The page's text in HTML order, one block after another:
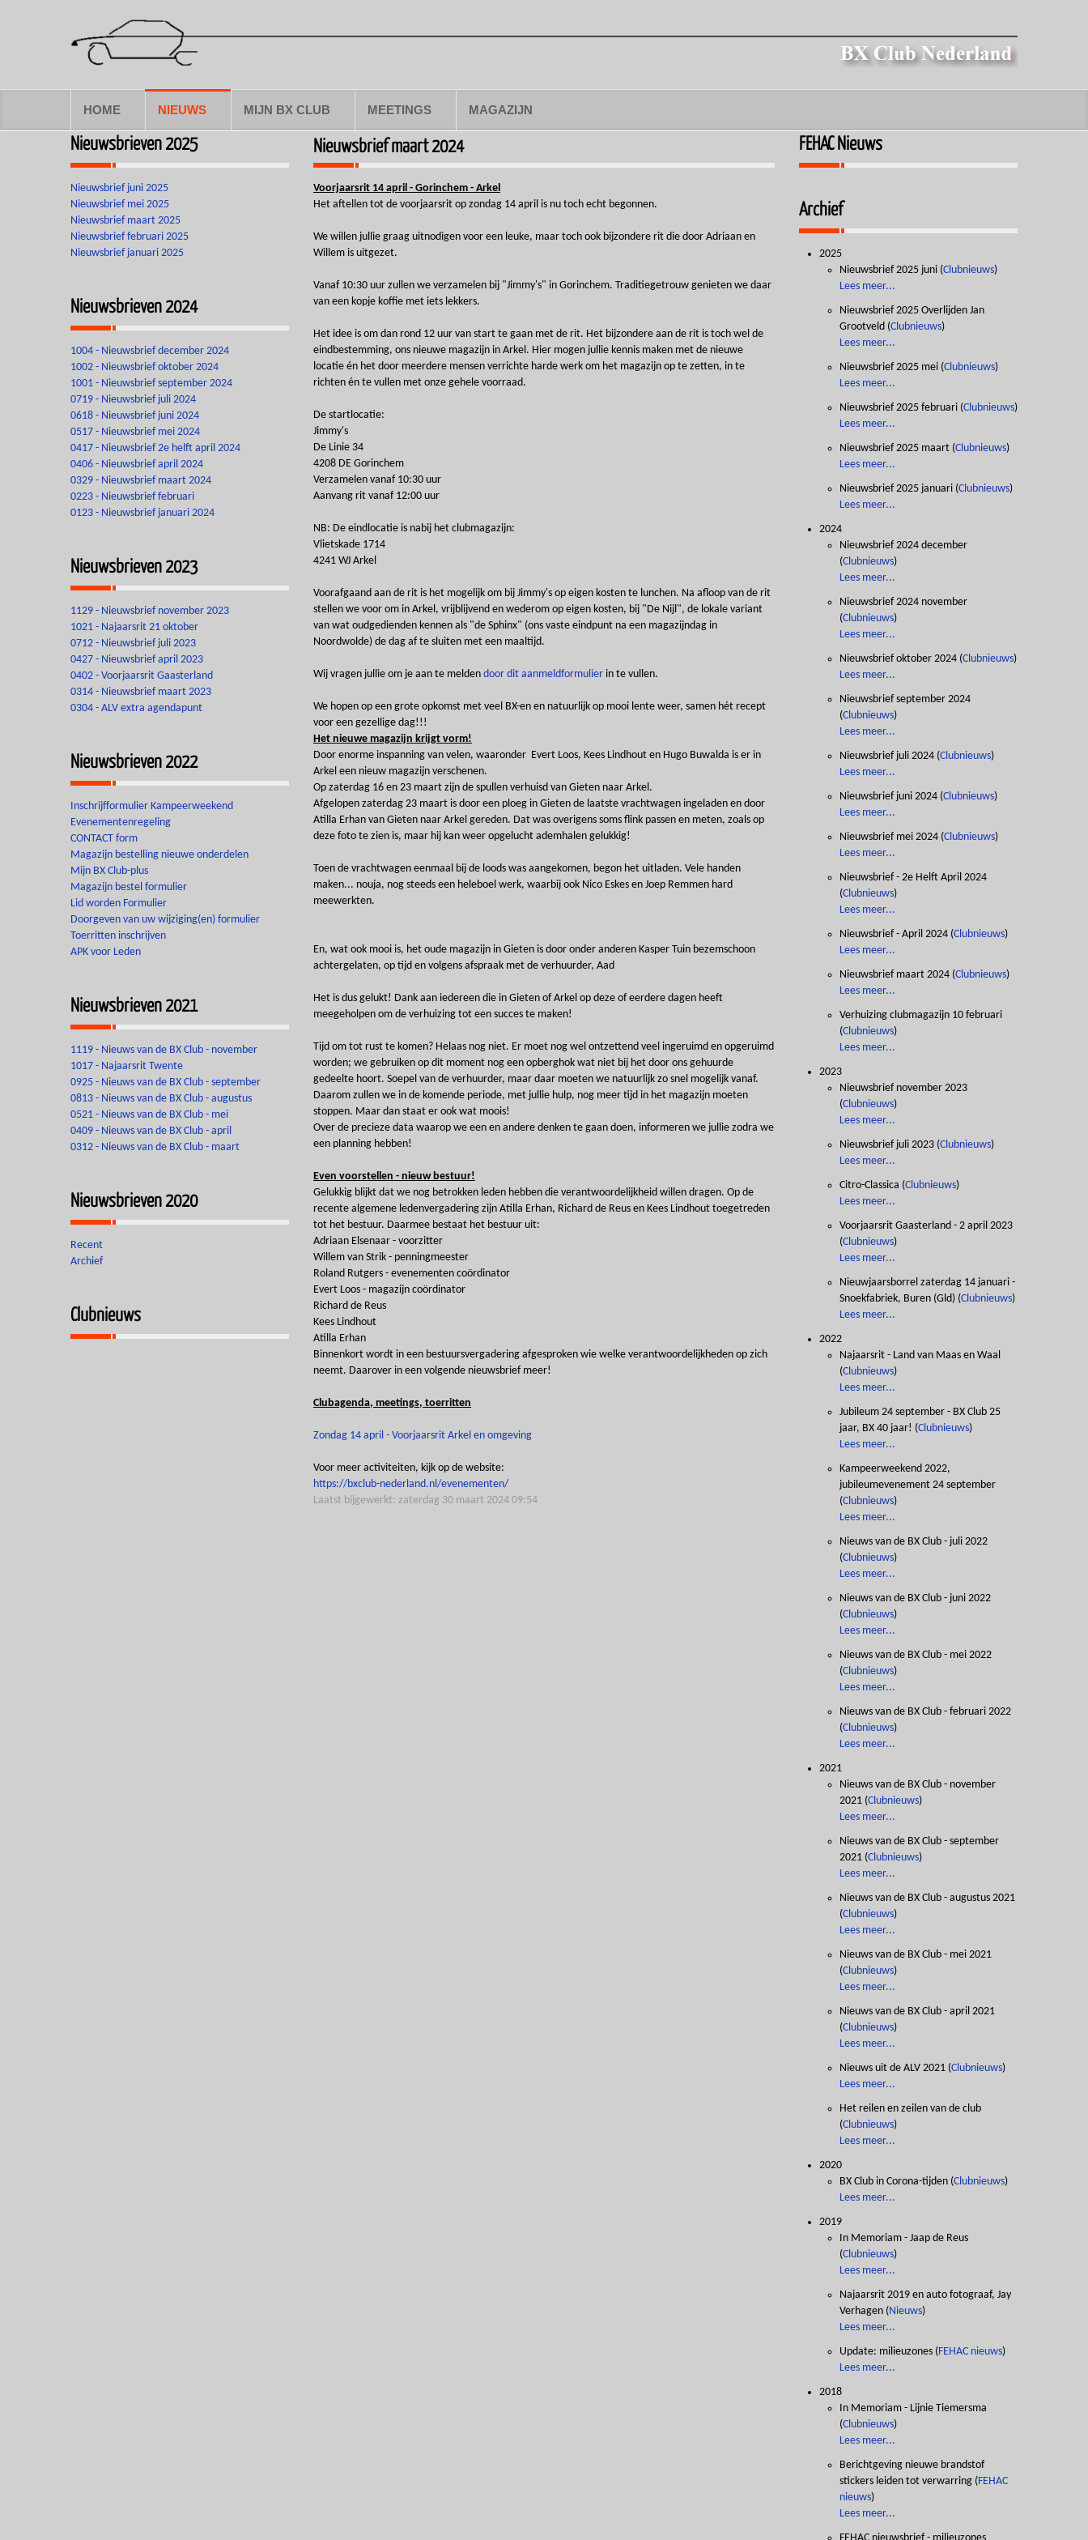
HOME NIEUWS MIJN BX CLUB MEETINGS MAGAZIJN
Nieuwsbrieven 2025
Nieuwsbrief juni 2025
Nieuwsbrief mei 2025
Nieuwsbrief maart 2025
Nieuwsbrief februari 2025
Nieuwsbrief januari 2025
Nieuwsbrieven 2024
1004 - Nieuwsbrief december 2024
1002 - Nieuwsbrief oktober 2024
1001 - Nieuwsbrief september 2024
0719 - Nieuwsbrief juli 2024
0618 - Nieuwsbrief juni 2024
0517 - Nieuwsbrief mei 2024
0417 - Nieuwsbrief 2e helft april 2024
0406 - Nieuwsbrief april 2024
0329 - Nieuwsbrief maart 2024
0223 - Nieuwsbrief februari
0123 - Nieuwsbrief januari 2024
Nieuwsbrieven 2023
1129 - Nieuwsbrief november 2023
1021 - Najaarsrit 21 oktober
0712 - Nieuwsbrief juli 2023
0427 - Nieuwsbrief april 2023
0402 - Voorjaarsrit Gaasterland
0314 - Nieuwsbrief maart 2023
0304 - ALV extra agendapunt
Nieuwsbrieven 2022
Inschrijfformulier Kampeerweekend
Evenementenregeling
CONTACT form
Magazijn bestelling nieuwe onderdelen
Mijn BX Club-plus
Magazijn bestel formulier
Lid worden Formulier
Doorgeven van uw wijziging(en) formulier
Toerritten inschrijven
APK voor Leden
Nieuwsbrieven 2021
1119 - Nieuws van de BX Club - november
1017 - Najaarsrit Twente
0925 - Nieuws van de BX Club - september
0813 - Nieuws van de BX Club - augustus
0521 - Nieuws van de BX Club - mei
0409 - Nieuws van de BX Club - april
0312 - Nieuws van de BX Club - maart
Nieuwsbrieven 2020
Recent
Archief
Clubnieuws
Nieuwsbrief maart 2024
Voorjaarsrit 14 april - Gorinchem - Arkel
Het aftellen tot de voorjaarsrit op zondag 14 april is nu toch echt begonnen.
We willen jullie graag uitnodigen voor een leuke, maar toch ook bijzondere rit die door Adriaan en
Willem is uitgezet.
Vanaf 10:30 uur zullen we verzamelen bij "Jimmy's" in Gorinchem. Traditiegetrouw genieten we daar
van een kopje koffie met iets lekkers.
Het idee is om dan rond 12 uur van start te gaan met de rit. Het bijzondere aan de rit is toch wel de
eindbestemming, ons nieuwe magazijn in Arkel. Hier mogen jullie kennis maken met de nieuwe
locatie én het door meerdere mensen verrichte harde werk om het magazijn op te zetten, in te
richten én te vullen met onze gehele voorraad.
De startlocatie:
Jimmy's
De Linie 34
4208 DE Gorinchem
Verzamelen vanaf 10:30 uur
Aanvang rit vanaf 12:00 uur
NB: De eindlocatie is nabij het clubmagazijn:
Vlietskade 1714
4241 WJ Arkel
Voorafgaand aan de rit is het mogelijk om bij Jimmy's op eigen kosten te lunchen. Na afloop van de rit
stellen we voor om in Arkel, vrijblijvend en wederom op eigen kosten, bij "De Nijl", de lokale variant
van wat oudgedienden kennen als "de Sphinx" (ons vaste eindpunt na een magazijndag in
Noordwolde) de dag af te sluiten met een maaltijd.
Wij vragen jullie om je aan te melden door dit aanmeldformulier in te vullen.
We hopen op een grote opkomst met veel BX-en en natuurlijk op mooi lente weer, samen hét recept
voor een gezellige dag!!!
Het nieuwe magazijn krijgt vorm!
Door enorme inspanning van velen, waaronder Evert Loos, Kees Lindhout en Hugo Buwalda is er in
Arkel een nieuw magazijn verschenen.
Op zaterdag 16 en 23 maart zijn de spullen verhuisd van Gieten naar Arkel.
Afgelopen zaterdag 23 maart is door een ploeg in Gieten de laatste vrachtwagen ingeladen en door
Atilla Erhan van Gieten naar Arkel gereden. Dat was overigens soms flink passen en meten, zoals op
deze foto te zien is, maar hij kan weer opgelucht ademhalen gelukkig!
Toen de vrachtwagen eenmaal bij de loods was aangekomen, begon het uitladen. Vele handen
maken... nouja, nog steeds een heleboel werk, waarbij ook Nico Eskes en Joep Remmen hard
meewerkten.
En, wat ook mooi is, het oude magazijn in Gieten is door onder anderen Kasper Tuin bezemschoon
achtergelaten, op tijd en volgens afspraak met de verhuurder, Aad
Het is dus gelukt! Dank aan iedereen die in Gieten of Arkel op deze of eerdere dagen heeft
meegeholpen om de verhuizing tot een succes te maken!
Tijd om tot rust te komen? Helaas nog niet. Er moet nog wel ontzettend veel ingeruimd en opgeruimd
worden; we gebruiken op dit moment nog een opberghok wat niet bij het door ons gehuurde
gedeelte hoort. Soepel van de verhuurder, maar daar moeten we natuurlijk zo snel mogelijk vanaf.
Daarom zullen we in de komende periode, met jullie hulp, nog meer tijd in het magazijn moeten
stoppen. Maar dan staat er ook wat moois!
Over de precieze data waarop we een en andere denken te gaan doen, informeren we jullie zodra we
een planning hebben!
Even voorstellen - nieuw bestuur!
Gelukkig blijkt dat we nog betrokken leden hebben die verantwoordelijkheid willen dragen. Op de
recente algemene ledenvergadering zijn Atilla Erhan, Richard de Reus en Kees Lindhout toegetreden
tot het bestuur. Daarmee bestaat het bestuur uit:
Adriaan Elsenaar - voorzitter
Willem van Strik - penningmeester
Roland Rutgers - evenementen coördinator
Evert Loos - magazijn coördinator
Richard de Reus
Kees Lindhout
Atilla Erhan
Binnenkort wordt in een bestuursvergadering afgesproken wie welke verantwoordelijkheden op zich
neemt. Daarover in een volgende nieuwsbrief meer!
Clubagenda, meetings, toerritten
Zondag 14 april - Voorjaarsrit Arkel en omgeving
Voor meer activiteiten, kijk op de website:
https://bxclub-nederland.nl/evenementen/
Laatst bijgewerkt: zaterdag 30 maart 2024 09:54
FEHAC Nieuws
Archief
2025
Nieuwsbrief 2025 juni (Clubnieuws)
Lees meer...
Nieuwsbrief 2025 Overlijden Jan
Grootveld (Clubnieuws)
Lees meer...
Nieuwsbrief 2025 mei (Clubnieuws)
Lees meer...
Nieuwsbrief 2025 februari (Clubnieuws)
Lees meer...
Nieuwsbrief 2025 maart (Clubnieuws)
Lees meer...
Nieuwsbrief 2025 januari (Clubnieuws)
Lees meer...
2024
Nieuwsbrief 2024 december
(Clubnieuws)
Lees meer...
Nieuwsbrief 2024 november
(Clubnieuws)
Lees meer...
Nieuwsbrief oktober 2024 (Clubnieuws)
Lees meer...
Nieuwsbrief september 2024
(Clubnieuws)
Lees meer...
Nieuwsbrief juli 2024 (Clubnieuws)
Lees meer...
Nieuwsbrief juni 2024 (Clubnieuws)
Lees meer...
Nieuwsbrief mei 2024 (Clubnieuws)
Lees meer...
Nieuwsbrief - 2e Helft April 2024
(Clubnieuws)
Lees meer...
Nieuwsbrief - April 2024 (Clubnieuws)
Lees meer...
Nieuwsbrief maart 2024 (Clubnieuws)
Lees meer...
Verhuizing clubmagazijn 10 februari
(Clubnieuws)
Lees meer...
2023
Nieuwsbrief november 2023
(Clubnieuws)
Lees meer...
Nieuwsbrief juli 2023 (Clubnieuws)
Lees meer...
Citro-Classica (Clubnieuws)
Lees meer...
Voorjaarsrit Gaasterland - 2 april 2023
(Clubnieuws)
Lees meer...
Nieuwjaarsborrel zaterdag 14 januari -
Snoekfabriek, Buren (Gld) (Clubnieuws)
Lees meer...
2022
Najaarsrit - Land van Maas en Waal
(Clubnieuws)
Lees meer...
Jubileum 24 september - BX Club 25
jaar, BX 40 jaar! (Clubnieuws)
Lees meer...
Kampeerweekend 2022,
jubileumevenement 24 september
(Clubnieuws)
Lees meer...
Nieuws van de BX Club - juli 2022
(Clubnieuws)
Lees meer...
Nieuws van de BX Club - juni 2022
(Clubnieuws)
Lees meer...
Nieuws van de BX Club - mei 2022
(Clubnieuws)
Lees meer...
Nieuws van de BX Club - februari 2022
(Clubnieuws)
Lees meer...
2021
Nieuws van de BX Club - november
2021 (Clubnieuws)
Lees meer...
Nieuws van de BX Club - september
2021 (Clubnieuws)
Lees meer...
Nieuws van de BX Club - augustus 2021
(Clubnieuws)
Lees meer...
Nieuws van de BX Club - mei 2021
(Clubnieuws)
Lees meer...
Nieuws van de BX Club - april 2021
(Clubnieuws)
Lees meer...
Nieuws uit de ALV 2021 (Clubnieuws)
Lees meer...
Het reilen en zeilen van de club
(Clubnieuws)
Lees meer...
2020
BX Club in Corona-tijden (Clubnieuws)
Lees meer...
2019
In Memoriam - Jaap de Reus
(Clubnieuws)
Lees meer...
Najaarsrit 2019 en auto fotograaf, Jay
Verhagen (Nieuws)
Lees meer...
Update: milieuzones (FEHAC nieuws)
Lees meer...
2018
In Memoriam - Lijnie Tiemersma
(Clubnieuws)
Lees meer...
Berichtgeving nieuwe brandstof
stickers leiden tot verwarring (FEHAC
nieuws)
Lees meer...